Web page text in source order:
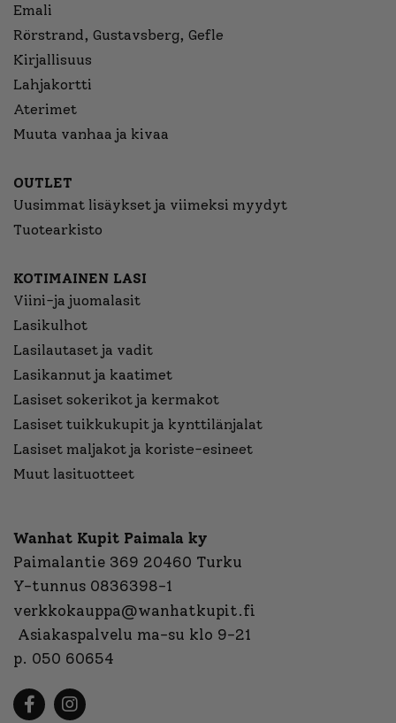
Emali
Rörstrand, Gustavsberg, Gefle
Kirjallisuus
Lahjakortti
Aterimet
Muuta vanhaa ja kivaa
OUTLET
Uusimmat lisäykset ja viimeksi myydyt
Tuotearkisto
KOTIMAINEN LASI
Viini-ja juomalasit
Lasikulhot
Lasilautaset ja vadit
Lasikannut ja kaatimet
Lasiset sokerikot ja kermakot
Lasiset tuikkukupit ja kynttilänjalat
Lasiset maljakot ja koriste-esineet
Muut lasituotteet
Wanhat Kupit Paimala ky
Paimalantie 369 20460 Turku
Y-tunnus 0836398-1
verkkokauppa@wanhatkupit.fi
Asiakaspalvelu ma-su klo 9-21
p. 050 60654